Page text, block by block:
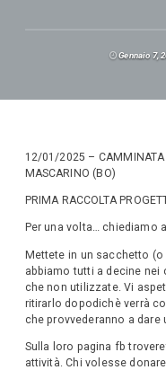
Gennaio 7,
12/01/2025 – CAMMINATA
MASCARINO (BO)
PRIMA RACCOLTA
Per una volta… chiediamo
Mettete in un sacchetto
abbiamo tutti a decine
che non utilizzate. Vi
ritirarlo dopodichè verrà
che provvederanno a
Sulla loro pagina fb
attività. Chi volesse